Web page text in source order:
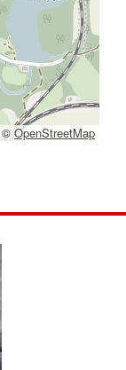
©OpenStreetMap